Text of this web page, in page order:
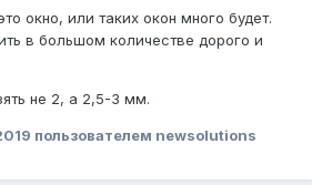
окно, или таких окон много будет.
в большом количестве дорого и
не 2, а 2,5-3 мм.
пользователем newsolutions